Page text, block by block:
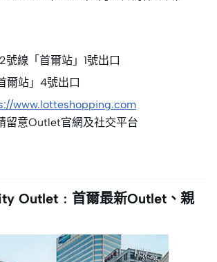
號線「首爾站」1號出口
爾站」4號出口
www.lotteshopping.com
留意Outlet官網及社交平台
Outlet﹕首爾最新Outlet、親